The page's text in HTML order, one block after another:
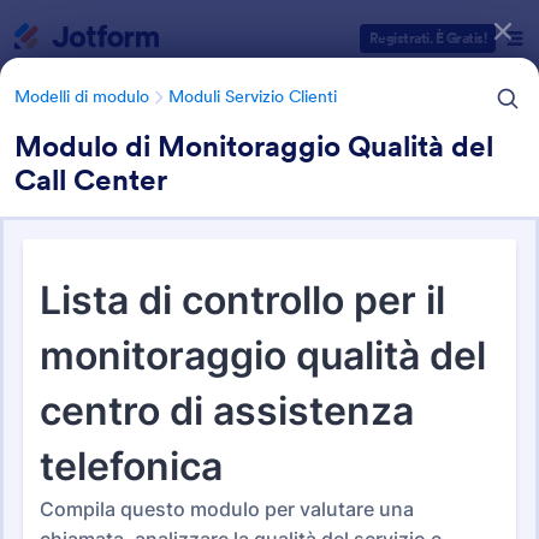
Registrati. È Gratis!
Modelli di modulo Moduli Servizio Clienti
Modulo di Monitoraggio Qualità del
Call Center
Moduli Servizio Clienti
36 Template
Categorie Template Moduli